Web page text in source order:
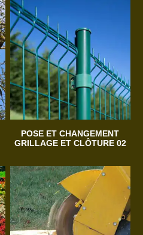
POSE ET CHANGEMENT
GRILLAGE ET CLÔTURE 02